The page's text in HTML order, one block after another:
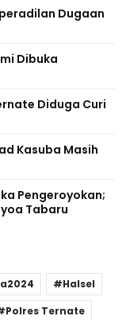
Dugaan
Dibuka
Diduga Curi
Kasuba Masih
Pengeroyokan;
Tabaru
Halsel
Polres Ternate